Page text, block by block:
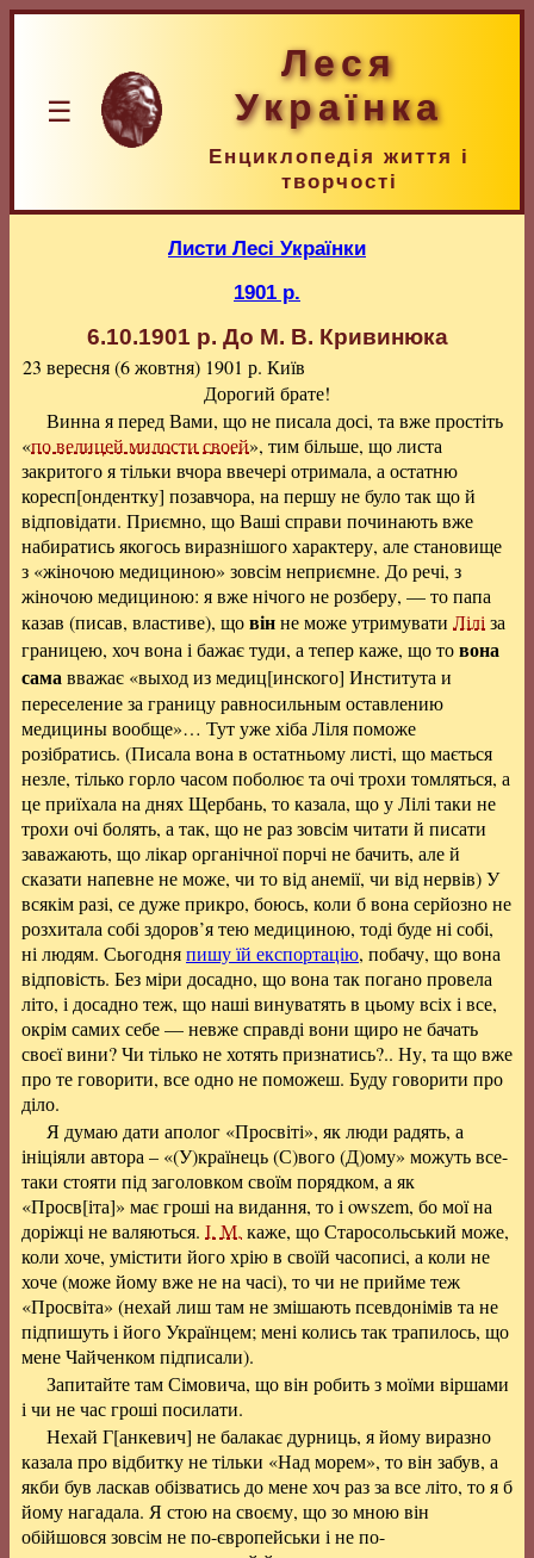
☰
Леся
Українка
Енциклопедія життя і
творчості
Листи Лесі Українки
1901 р.
6.10.1901 р. До М. В. Кривинюка
23 вересня (6 жовтня) 1901 р. Київ
Дорогий брате!
Винна я перед Вами, що не писала досі, та вже простіть
«по велицей милости своей», тим більше, що листа
закритого я тільки вчора ввечері отримала, а остатню
коресп[ондентку] позавчора, на першу не було так що й
відповідати. Приємно, що Ваші справи починають вже
набиратись якогось виразнішого характеру, але становище
з «жіночою медициною» зовсім неприємне. До речі, з
жіночою медициною: я вже нічого не розберу, — то папа
казав (писав, властиве), щовінне може утримувати Лілі за
границею, хоч вона і бажає туди, а тепер каже, що товона
самавважає «выход из медиц[инского] Института и
переселение за границу равносильным оставлению
медицины вообще»… Тут уже хіба Ліля поможе
розібратись. (Писала вона в остатньому листі, що мається
незле, тілько горло часом поболює та очі трохи томляться, а
це приїхала на днях Щербань, то казала, що у Лілі таки не
трохи очі болять, а так, що не раз зовсім читати й писати
заважають, що лікар органічної порчі не бачить, але й
сказати напевне не може, чи то від анемії, чи від нервів) У
всякім разі, се дуже прикро, боюсь, коли б вона серйозно не
розхитала собі здоров’я тею медициною, тоді буде ні собі,
ні людям. Сьогодняпишу їй експортацію, побачу, що вона
відповість. Без міри досадно, що вона так погано провела
літо, і досадно теж, що наші винуватять в цьому всіх і все,
окрім самих себе — невже справді вони щиро не бачать
своєї вини? Чи тілько не хотять признатись?.. Ну, та що вже
про те говорити, все одно не поможеш. Буду говорити про
діло.
Я думаю дати аполог «Просвіті», як люди радять, а
ініціяли автора – «(У)країнець (С)вого (Д)ому» можуть все-
таки стояти під заголовком своїм порядком, а як
«Просв[іта]» має гроші на видання, то і owszem, бо мої на
доріжці не валяються. І. М. каже, що Старосольський може,
коли хоче, умістити його хрію в своїй часописі, а коли не
хоче (може йому вже не на часі), то чи не прийме теж
«Просвіта» (нехай лиш там не змішають псевдонімів та не
підпишуть і його Українцем; мені колись так трапилось, що
мене Чайченком підписали).
Запитайте там Сімовича, що він робить з моїми віршами
і чи не час гроші посилати.
Нехай Г[анкевич] не балакає дурниць, я йому виразно
казала про відбитку не тільки «Над морем», то він забув, а
якби був ласкав обізватись до мене хоч раз за все літо, то я б
йому нагадала. Я стою на своєму, що зо мною він
обійшовся зовсім не по-європейськи і не по-